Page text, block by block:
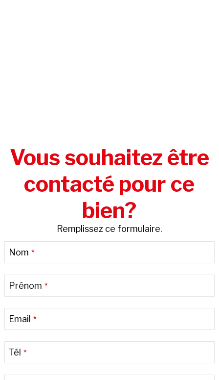
Vous souhaitez être
contacté pour ce
bien?
Remplissez ce formulaire.
Nom *
Prénom *
Email *
Tél *